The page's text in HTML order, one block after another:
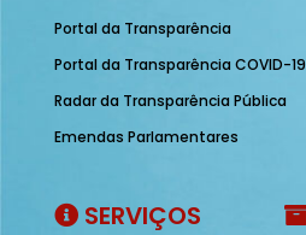
Portal da Transparência
Portal da Transparência COVID-19
Radar da Transparência Pública
Emendas Parlamentares
SERVIÇOS